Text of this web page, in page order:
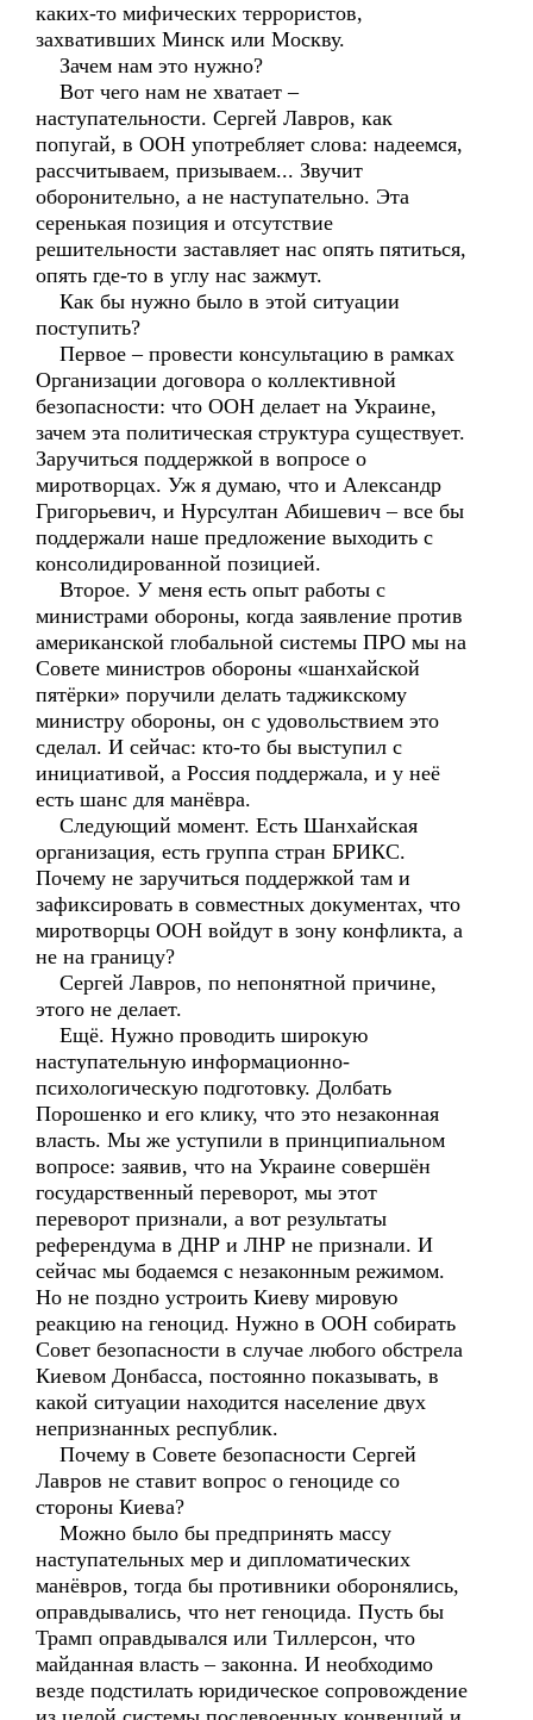
каких-то мифических террористов,
захвативших Минск или Москву.
Зачем нам это нужно?
Вот чего нам не хватает –
наступательности. Сергей Лавров, как
попугай, в ООН употребляет слова: надеемся,
рассчитываем, призываем... Звучит
оборонительно, а не наступательно. Эта
серенькая позиция и отсутствие
решительности заставляет нас опять пятиться,
опять где-то в углу нас зажмут.
Как бы нужно было в этой ситуации
поступить?
Первое – провести консультацию в рамках
Организации договора о коллективной
безопасности: что ООН делает на Украине,
зачем эта политическая структура существует.
Заручиться поддержкой в вопросе о
миротворцах. Уж я думаю, что и Александр
Григорьевич, и Нурсултан Абишевич – все бы
поддержали наше предложение выходить с
консолидированной позицией.
Второе. У меня есть опыт работы с
министрами обороны, когда заявление против
американской глобальной системы ПРО мы на
Совете министров обороны «шанхайской
пятёрки» поручили делать таджикскому
министру обороны, он с удовольствием это
сделал. И сейчас: кто-то бы выступил с
инициативой, а Россия поддержала, и у неё
есть шанс для манёвра.
Следующий момент. Есть Шанхайская
организация, есть группа стран БРИКС.
Почему не заручиться поддержкой там и
зафиксировать в совместных документах, что
миротворцы ООН войдут в зону конфликта, а
не на границу?
Сергей Лавров, по непонятной причине,
этого не делает.
Ещё. Нужно проводить широкую
наступательную информационно-
психологическую подготовку. Долбать
Порошенко и его клику, что это незаконная
власть. Мы же уступили в принципиальном
вопросе: заявив, что на Украине совершён
государственный переворот, мы этот
переворот признали, а вот результаты
референдума в ДНР и ЛНР не признали. И
сейчас мы бодаемся с незаконным режимом.
Но не поздно устроить Киеву мировую
реакцию на геноцид. Нужно в ООН собирать
Совет безопасности в случае любого обстрела
Киевом Донбасса, постоянно показывать, в
какой ситуации находится население двух
непризнанных республик.
Почему в Совете безопасности Сергей
Лавров не ставит вопрос о геноциде со
стороны Киева?
Можно было бы предпринять массу
наступательных мер и дипломатических
манёвров, тогда бы противники оборонялись,
оправдывались, что нет геноцида. Пусть бы
Трамп оправдывался или Тиллерсон, что
майданная власть – законна. И необходимо
везде подстилать юридическое сопровождение